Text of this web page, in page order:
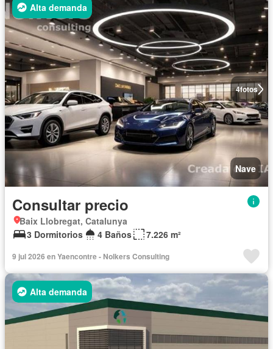
4fotos
Alta demanda
Nave
Consultar precio
Baix Llobregat, Catalunya
3 Dormitorios
4 Baños 7.226 m²
9 jul 2026 en Yaencontre - Nolkers Consulting
Alta demanda